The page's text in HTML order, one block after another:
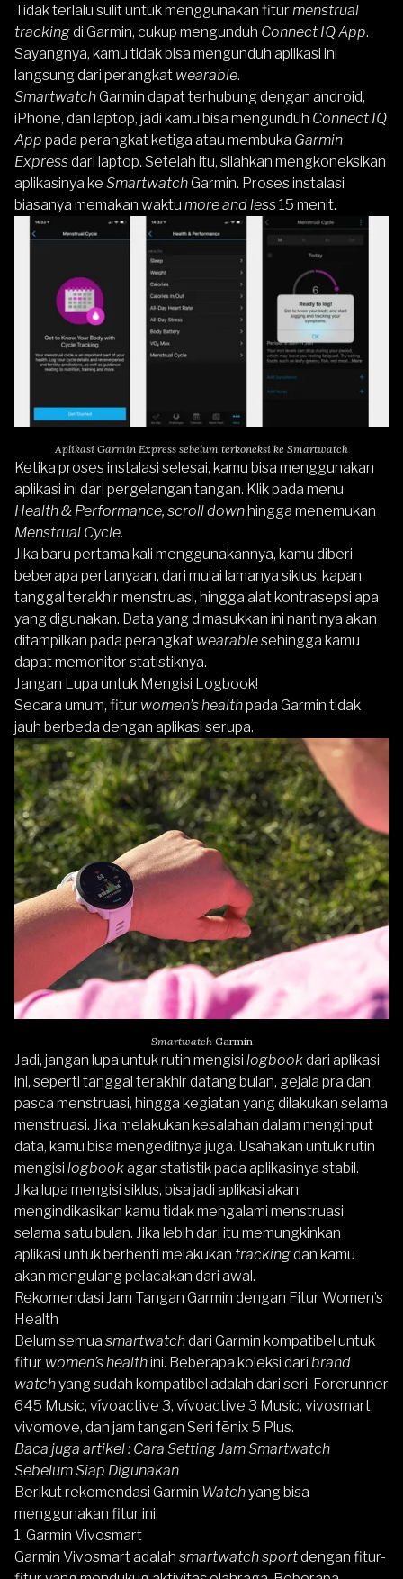
Tidak terlalu sulit untuk menggunakan fitur menstrual
trackingdi Garmin, cukup mengunduh Connect IQ App.
Sayangnya, kamu tidak bisa mengunduh aplikasi ini
langsung dari perangkat wearable.
SmartwatchGarmin dapat terhubung dengan android,
iPhone, dan laptop, jadi kamu bisa mengunduh Connect IQ
App pada perangkat ketiga atau membuka Garmin
Expressdari laptop. Setelah itu, silahkan mengkoneksikan
aplikasinya ke SmartwatchGarmin. Proses instalasi
biasanya memakan waktu more and less15 menit.
Aplikasi Garmin Express sebelum terkoneksi ke Smartwatch
Ketika proses instalasi selesai, kamu bisa menggunakan
aplikasi ini dari pergelangan tangan. Klik pada menu
Health & Performance, scroll downhingga menemukan
Menstrual Cycle.
Jika baru pertama kali menggunakannya, kamu diberi
beberapa pertanyaan, dari mulai lamanya siklus, kapan
tanggal terakhir menstruasi, hingga alat kontrasepsi apa
yang digunakan. Data yang dimasukkan ini nantinya akan
ditampilkan pada perangkat wearablesehingga kamu
dapat memonitor statistiknya.
Jangan Lupa untuk Mengisi Logbook!
Secara umum, fitur women’s healthpada Garmin tidak
jauh berbeda dengan aplikasi serupa.
SmartwatchGarmin
Jadi, jangan lupa untuk rutin mengisi logbookdari aplikasi
ini, seperti tanggal terakhir datang bulan, gejala pra dan
pasca menstruasi, hingga kegiatan yang dilakukan selama
menstruasi. Jika melakukan kesalahan dalam menginput
data, kamu bisa mengeditnya juga. Usahakan untuk rutin
mengisi logbookagar statistik pada aplikasinya stabil.
Jika lupa mengisi siklus, bisa jadi aplikasi akan
mengindikasikan kamu tidak mengalami menstruasi
selama satu bulan. Jika lebih dari itu memungkinkan
aplikasi untuk berhenti melakukan trackingdan kamu
akan mengulang pelacakan dari awal.
Rekomendasi Jam Tangan Garmin dengan Fitur Women’s
Health
Belum semua smartwatchdari Garmin kompatibel untuk
fitur women’s healthini. Beberapa koleksi dari brand
watchyang sudah kompatibel adalah dari seri Forerunner
645 Music, vívoactive 3, vívoactive 3 Music, vivosmart,
vivomove, dan jam tangan Seri fēnix 5 Plus.
Baca juga artikel : Cara Setting Jam Smartwatch
Sebelum Siap Digunakan
Berikut rekomendasi Garmin Watchyang bisa
menggunakan fitur ini:
1. Garmin Vivosmart
Garmin Vivosmartadalah smartwatch sportdengan fitur-